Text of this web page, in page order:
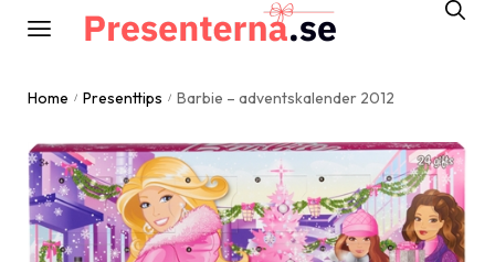
Home / Presenttips / Barbie – adventskalender 2012